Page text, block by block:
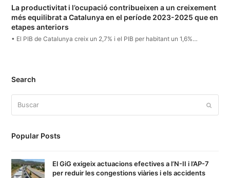
La productivitat i l’ocupació contribueixen a un creixement
més equilibrat a Catalunya en el període 2023-2025 que en
etapes anteriors
• El PIB de Catalunya creix un 2,7% i el PIB per habitant un 1,6%…
Search
Popular Posts
El GiG exigeix actuacions efectives a l’N-II i l’AP-7
per reduir les congestions viàries i els accidents